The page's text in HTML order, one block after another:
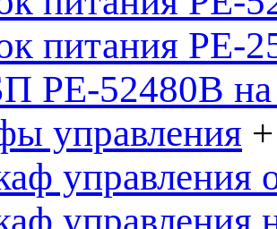
питания PE-
PE-52480B
управления +
управления
управления